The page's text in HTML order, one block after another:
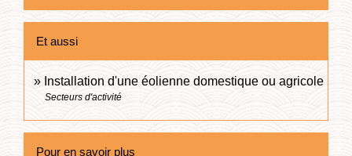
Et aussi
Installation d'une éolienne domestique ou agricole
Secteurs d'activité
Pour en savoir plus